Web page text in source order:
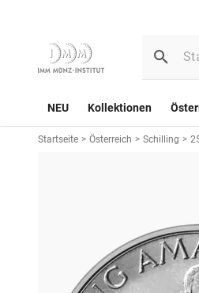
NEU Kollektionen
Startseite > Österreich > Schilling >